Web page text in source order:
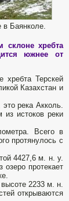
в Баянколе.
склоне хребта
южнее от
хребта Терскей
Казахстан и
река Акколь.
истоков реки
Всего в
протянулось с
4427,6 м. н. у.
озеро протекает
высоте 2233 м. н.
открываются